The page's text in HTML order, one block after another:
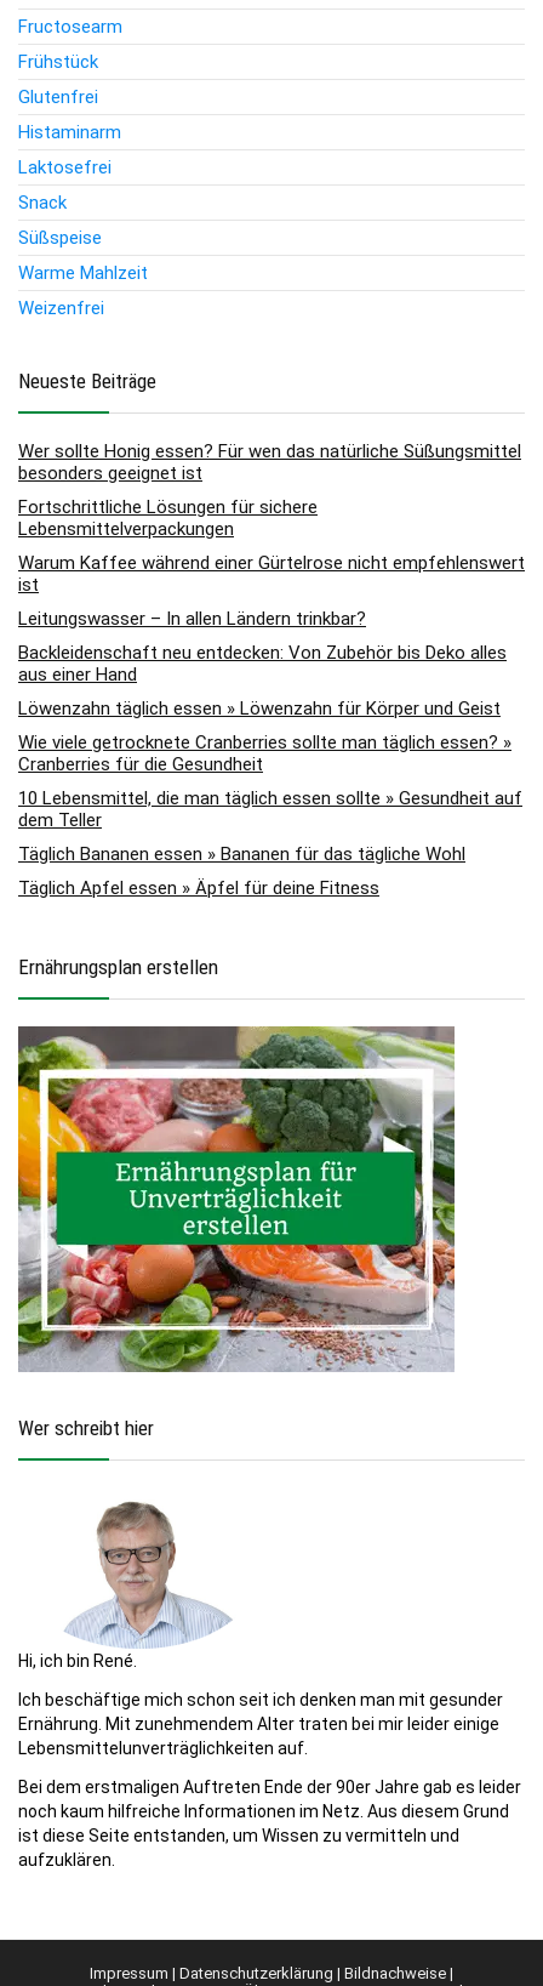
Fructosearm
Frühstück
Glutenfrei
Histaminarm
Laktosefrei
Snack
Süßspeise
Warme Mahlzeit
Weizenfrei
Neueste Beiträge
Wer sollte Honig essen? Für wen das natürliche Süßungsmittel
besonders geeignet ist
Fortschrittliche Lösungen für sichere
Lebensmittelverpackungen
Warum Kaffee während einer Gürtelrose nicht empfehlenswert
ist
Leitungswasser – In allen Ländern trinkbar?
Backleidenschaft neu entdecken: Von Zubehör bis Deko alles
aus einer Hand
Löwenzahn täglich essen » Löwenzahn für Körper und Geist
Wie viele getrocknete Cranberries sollte man täglich essen? »
Cranberries für die Gesundheit
10 Lebensmittel, die man täglich essen sollte » Gesundheit auf
dem Teller
Täglich Bananen essen » Bananen für das tägliche Wohl
Täglich Apfel essen » Äpfel für deine Fitness
Ernährungsplan erstellen
Wer schreibt hier
Hi, ich bin René.
Ich beschäftige mich schon seit ich denken man mit gesunder
Ernährung. Mit zunehmendem Alter traten bei mir leider einige
Lebensmittelunverträglichkeiten auf.
Bei dem erstmaligen Auftreten Ende der 90er Jahre gab es leider
noch kaum hilfreiche Informationen im Netz. Aus diesem Grund
ist diese Seite entstanden, um Wissen zu vermitteln und
aufzuklären.
Impressum | Datenschutzerklärung | Bildnachweise |